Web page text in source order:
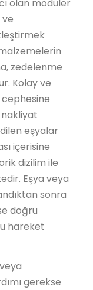
olan modüler
zedelenme
Kolay ve
eşyalar
içerisine
dizilim ile
Eşya veya
sonra
doğru
hareket
gerekse